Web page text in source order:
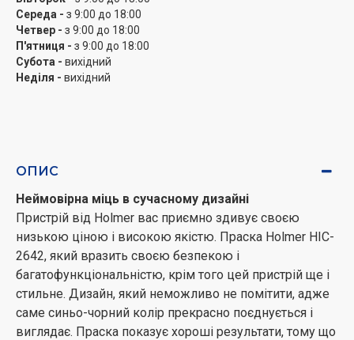
Ідеальна робота за прийнятну ціну
У праски Holmer HIC-2642 крім приємної ціни, є ще
багато особливостей. Одна з них - паровий удар 140 г
прасування. Резервуар для води об'ємом 420 мл,
один раз.
Середа - з 9:00 до 18:00
Четвер - з 9:00 до 18:00
П'ятниця - з 9:00 до 18:00
Субота - вихідний
Неділя - вихідний
ОПИС
Неймовірна міць в сучасному дизайні
Пристрій від Holmer вас приємно здивує своєю
низькою ціною і високою якістю. Праска Holmer HIC-
2642, який вразить своєю безпекою і
багатофункціональністю, крім того цей пристрій ще і
стильне. Дизайн, який неможливо не помітити, адже
саме синьо-чорний колір прекрасно поєднується і
виглядає. Праска показує хороші результати, тому що